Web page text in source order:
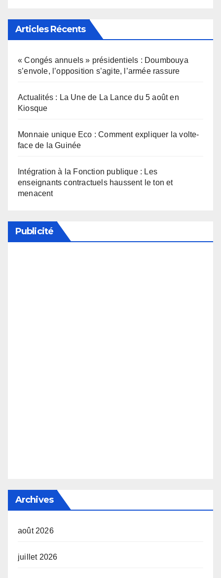
Articles Récents
« Congés annuels » présidentiels : Doumbouya
s’envole, l’opposition s’agite, l’armée rassure
Actualités : La Une de La Lance du 5 août en
Kiosque
Monnaie unique Eco : Comment expliquer la volte-
face de la Guinée
Intégration à la Fonction publique : Les
enseignants contractuels haussent le ton et
menacent
Publicité
Archives
août 2026
juillet 2026